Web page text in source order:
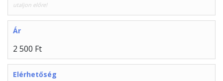
utaljon előre!
Ár
2 500 Ft
Elérhetőség